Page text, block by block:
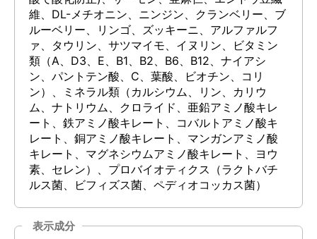
維、DL-メチオニン、ニンジン、クランベリー、ブ
ルーベリー、リンゴ、ズッキーニ、アルファルフ
ァ、タウリン、サツマイモ、イヌリン、ビタミン
類（A、D3、E、B1、B2、B6、B12、ナイアシ
ン、パントテン酸、C、葉酸、ビオチン、コリ
ン）、ミネラル類（カルシウム、リン、カリウ
ム、ナトリウム、クロライド、亜鉛アミノ酸キレ
ート、鉄アミノ酸キレート、コバルトアミノ酸キ
レート、銅アミノ酸キレート、マンガンアミノ酸
キレート、マグネシウムアミノ酸キレート、ヨウ
素、セレン）、プロバイオティクス（ラクトバチ
ルス菌、ビフィズス菌、ペディオコッカス菌）
表示成分